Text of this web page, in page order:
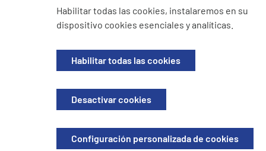
Sitio del inversor
© 2026 Euronet Epay Mexico . Todos los derechos reservados. Registrada
en Mexico. Con RFC EEM160411LV3 . Domicilio fiscal: EURONET EPAY
Sotelo, Piso 10, Torre B, 53390 Naucalpan de Juárez, México, MEXICO
Habilitar todas las cookies, instalaremos en su
dispositivo cookies esenciales y analíticas.
Habilitar todas las cookies
Desactivar cookies
Configuración personalizada de cookies